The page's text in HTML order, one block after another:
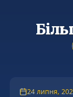
24 липня,